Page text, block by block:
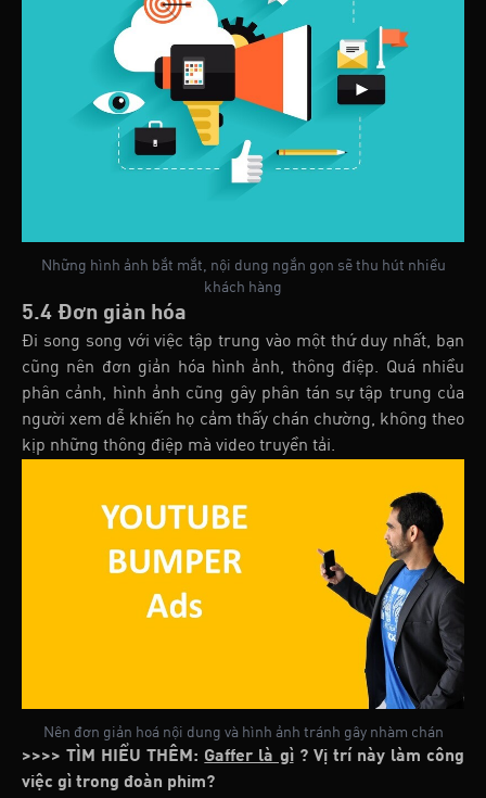
Những hình ảnh bắt mắt, nội dung ngắn gọn sẽ thu hút nhiều
khách hàng
5.4 Đơn giản hóa
Đi song song với việc tập trung vào một thứ duy nhất, bạn
cũng nên đơn giản hóa hình ảnh, thông điệp. Quá nhiều
phân cảnh, hình ảnh cũng gây phân tán sự tập trung của
người xem dễ khiến họ cảm thấy chán chường, không theo
kịp những thông điệp mà video truyền tải.
Nên đơn giản hoá nội dung và hình ảnh tránh gây nhàm chán
>>>> TÌM HIỂU THÊM: Gaffer là gì? Vị trí này làm công
việc gì trong đoàn phim?